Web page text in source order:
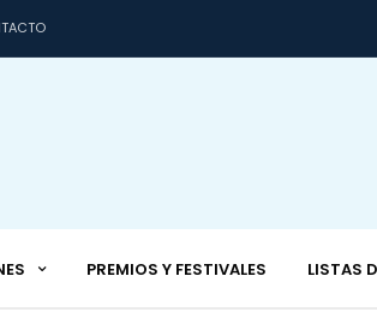
PREMIOS Y FESTIVALES LISTAS